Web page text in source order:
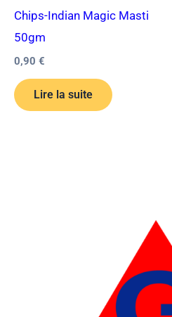
Chips-Indian Magic Masti
50gm
0,90 €
Lire la suite